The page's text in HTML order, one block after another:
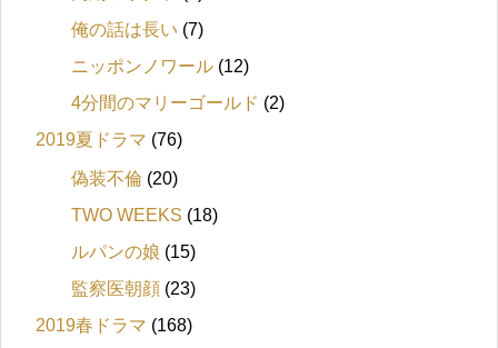
俺の話は長い (7)
ニッポンノワール (12)
4分間のマリーゴールド (2)
2019夏ドラマ (76)
偽装不倫 (20)
TWO WEEKS (18)
ルパンの娘 (15)
監察医朝顔 (23)
2019春ドラマ (168)